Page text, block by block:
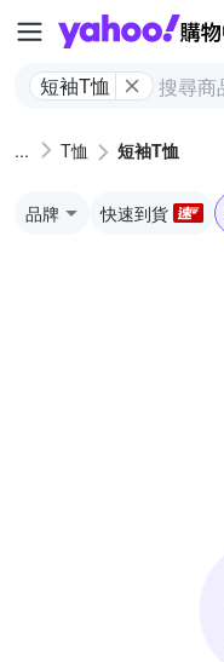
短袖T恤
T恤 短袖T恤
品牌 快速到貨